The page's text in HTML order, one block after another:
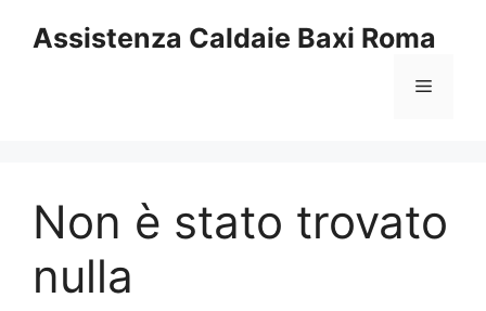
Assistenza Caldaie Baxi Roma
Menu
Non è stato trovato
nulla